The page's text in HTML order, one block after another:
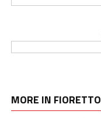
MORE IN FIORETTO